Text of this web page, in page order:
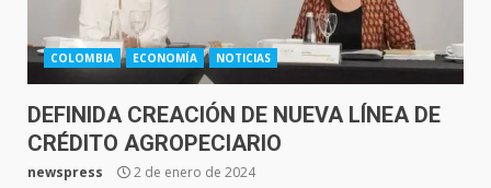
COLOMBIA ECONOMÍA NOTICIAS
DEFINIDA CREACIÓN DE NUEVA LÍNEA DE
CRÉDITO AGROPECIARIO
newspress 2 de enero de 2024